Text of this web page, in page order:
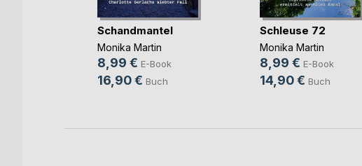
Schandmantel
Monika Martin
8,99 € E-Book
16,90 € Buch
Schleuse 72
Monika Martin
8,99 € E-Book
14,90 € Buch